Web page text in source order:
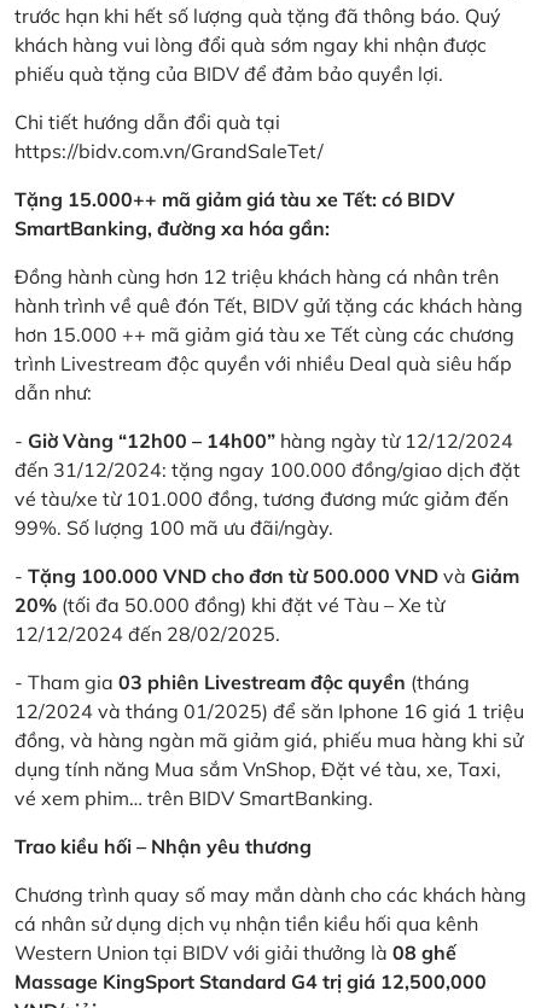
trước hạn khi hết số lượng quà tặng đã thông báo. Quý
khách hàng vui lòng đổi quà sớm ngay khi nhận được
phiếu quà tặng của BIDV để đảm bảo quyền lợi.
Chi tiết hướng dẫn đổi quà tại
https://bidv.com.vn/GrandSaleTet/
Tặng 15.000++ mã giảm giá tàu xe Tết: có BIDV
SmartBanking, đường xa hóa gần:
Đồng hành cùng hơn 12 triệu khách hàng cá nhân trên
hành trình về quê đón Tết, BIDV gửi tặng các khách hàng
hơn 15.000 ++ mã giảm giá tàu xe Tết cùng các chương
trình Livestream độc quyền với nhiều Deal quà siêu hấp
dẫn như:
- Giờ Vàng “12h00 – 14h00” hàng ngày từ 12/12/2024
đến 31/12/2024: tặng ngay 100.000 đồng/giao dịch đặt
vé tàu/xe từ 101.000 đồng, tương đương mức giảm đến
99%. Số lượng 100 mã ưu đãi/ngày.
- Tặng 100.000 VND cho đơn từ 500.000 VND và Giảm
20% (tối đa 50.000 đồng) khi đặt vé Tàu – Xe từ
12/12/2024 đến 28/02/2025.
- Tham gia 03 phiên Livestream độc quyền (tháng
12/2024 và tháng 01/2025) để săn Iphone 16 giá 1 triệu
đồng, và hàng ngàn mã giảm giá, phiếu mua hàng khi sử
dụng tính năng Mua sắm VnShop, Đặt vé tàu, xe, Taxi,
vé xem phim… trên BIDV SmartBanking.
Trao kiều hối – Nhận yêu thương
Chương trình quay số may mắn dành cho các khách hàng
cá nhân sử dụng dịch vụ nhận tiền kiều hối qua kênh
Western Union tại BIDV với giải thưởng là 08 ghế
Massage KingSport Standard G4 trị giá 12,500,000